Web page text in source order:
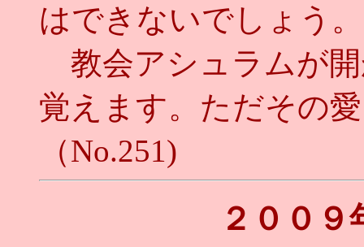
はできないでしょう
教会アシュラムが
覚えます。ただその
（No.251)
２００